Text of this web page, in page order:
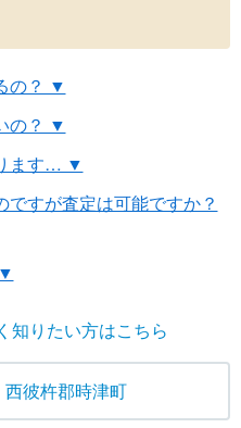
の？ ▼
の？ ▼
ます… ▼
すが査定は可能ですか？
知りたい方はこちら
西彼杵郡時津町